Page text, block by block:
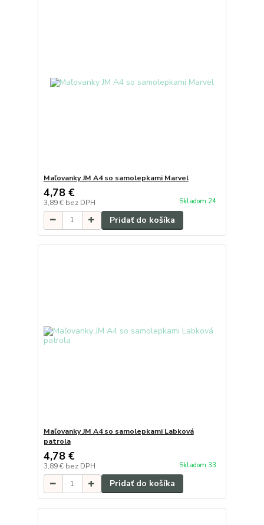
Maľovanky JM A4 so samolepkami Marvel
4,78 €
3,89 € bez DPH Skladom 24
Pridať do košíka
Maľovanky JM A4 so samolepkami Labková
patrola
4,78 €
3,89 € bez DPH Skladom 33
Pridať do košíka